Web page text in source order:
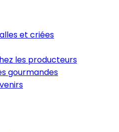
et criées
les producteurs
gourmandes